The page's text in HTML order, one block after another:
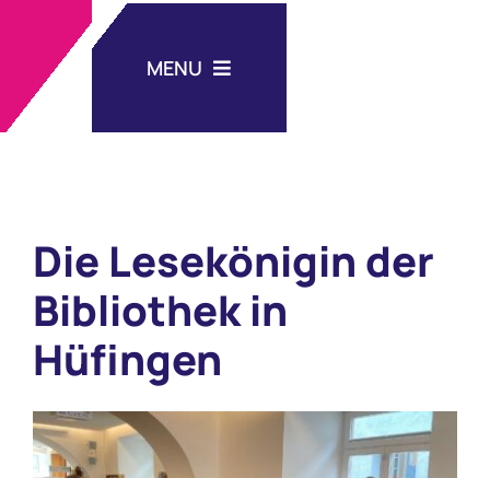
springen
MENU
Unsere Schule
Schulleben
Nachmittagsbetreuung
Medien
Die Lesekönigin der
Bibliothek in
Hüfingen
Zeige
grösseres